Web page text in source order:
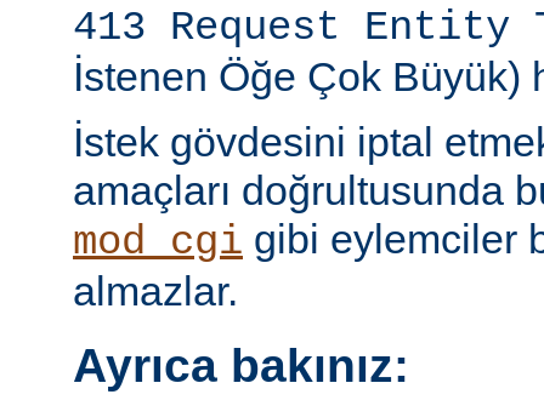
413 Request Entity
İstenen Öğe Çok Büyük)
İstek gövdesini iptal
amaçları doğrultusunda
mod_cgi gibi eylemciler
almazlar.
Ayrıca bakınız: